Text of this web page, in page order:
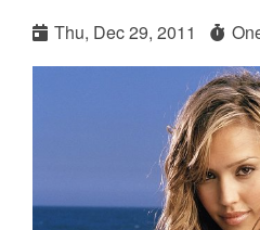
Thu, Dec 29, 2011